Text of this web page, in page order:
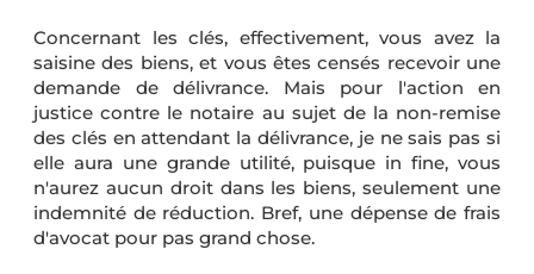
Concernant les clés, effectivement, vous avez la
saisine des biens, et vous êtes censés recevoir une
demande de délivrance. Mais pour l'action en
justice contre le notaire au sujet de la non-remise
des clés en attendant la délivrance, je ne sais pas si
elle aura une grande utilité, puisque in fine, vous
n'aurez aucun droit dans les biens, seulement une
indemnité de réduction. Bref, une dépense de frais
d'avocat pour pas grand chose.